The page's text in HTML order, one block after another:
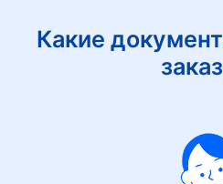
Какие